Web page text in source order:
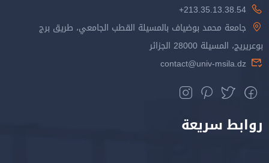
213.35.13.38.54+
جامعة محمد بوضياف بالمسيلة القطب الجامعي، طريق برج
بوعريريج، المسيلة 28000 الجزائر
contact@univ-msila.dz
روابط سريعة